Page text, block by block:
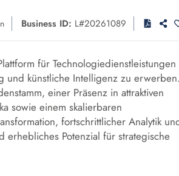
Business ID: L#20261089
für Technologiedienstleistungen
und künstliche Intelligenz zu erwerben.
einer Präsenz in attraktiven
sowie einem skalierbaren
fortschrittlicher Analytik
Potenzial für strategische